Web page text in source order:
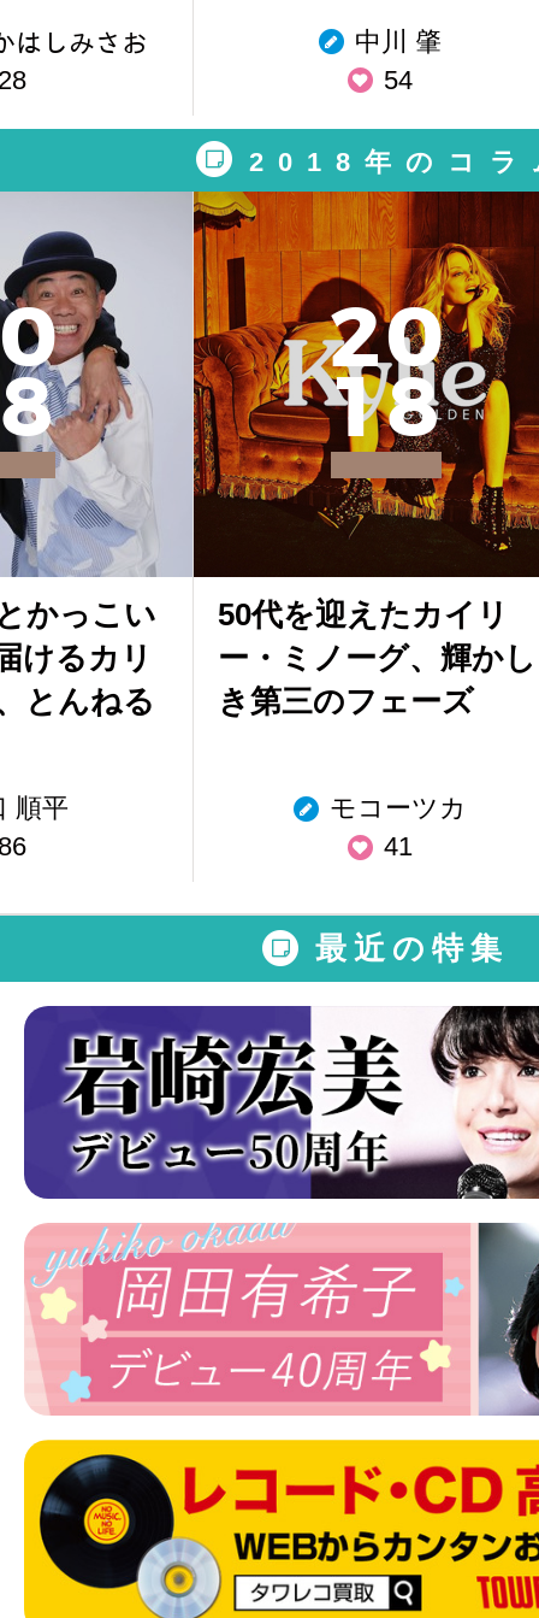
はしみさお
中川 肇
54
2018年のコラ
8
かっこい
けるカリ
とんねる
順平
20
18
50代を迎えたカイリ
ー・ミノーグ、輝かし
き第三のフェーズ
モコーツカ
41
最近の特集